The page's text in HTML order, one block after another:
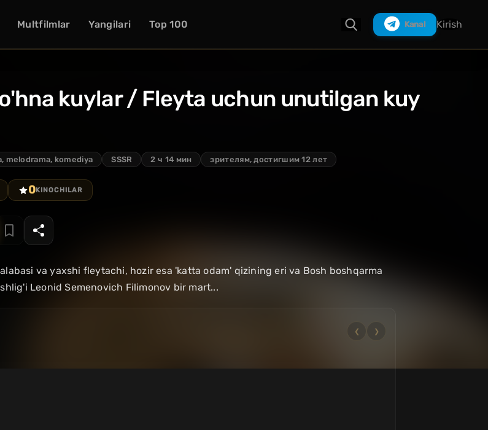
Multfilmlar Yangilari Top 100 Kanal Kirish
Izlash
kuylar / Fleyta uchun unutilgan kuy
melodrama, komediya SSSR 2 ч 14 мин зрителям, достигшим 12 лет
0KINOCHILAR
va yaxshi fleytachi, hozir esa 'katta odam' qizining eri va Bosh boshqarma
Leonid Semenovich Filimonov bir mart...
❮ ❯